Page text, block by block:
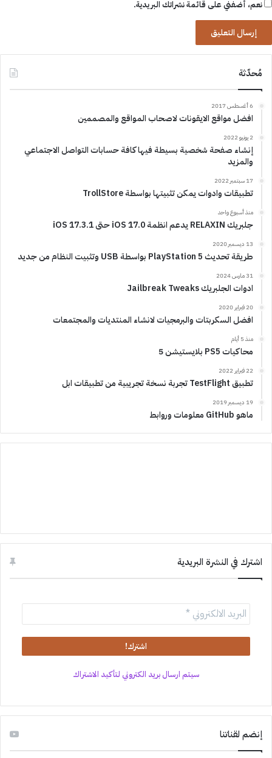
نعم، أضفني على قائمة نشراتك البريدية.
مُحدّثة
6 أغسطس 2017
افضل مواقع الايقونات لاصحاب المواقع والمصممين
2 يونيو 2022
إنشاء صفحة شخصية بسيطة فيها كافة حسابات التواصل الاجتماعي
والمزيد
17 سبتمبر 2022
تطبيقات وادوات يمكن تثبيتها بواسطة TrollStore
منذ أسبوع واحد
جلبريك RELAXIN يدعم انظمة iOS 17.0 حتى iOS 17.3.1
13 ديسمبر 2020
طريقة تحديث PlayStation 5 بواسطة USB وتثبيت النظام من جديد
31 مارس 2024
ادوات الجلبريك Jailbreak Tweaks
20 فبراير 2020
افضل السكربتات والبرمجيات لانشاء المنتديات والمجتمعات
منذ 5 أيام
محاكيات PS5 بلايستيشن 5
22 فبراير 2022
تطبيق TestFlight تجربة نسخة تجريبية من تطبيقات ابل
19 ديسمبر 2019
ماهو GitHub معلومات وروابط
اشترك في النشرة البريدية
سيتم ارسال بريد الكتروني لتأكيد الاشتراك
إنضم لقناتنا